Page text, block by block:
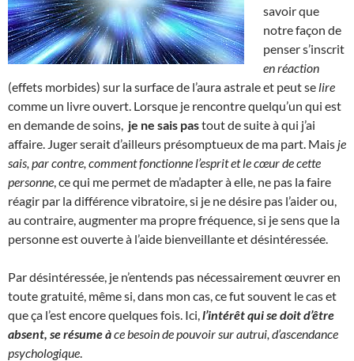
savoir que
notre façon de
penser s’inscrit
en réaction
(effets morbides) sur la surface de l’aura astrale et peut se lire
comme un livre ouvert. Lorsque je rencontre quelqu’un qui est
en demande de soins, je ne sais pastout de suite à qui j’ai
affaire. Juger serait d’ailleurs présomptueux de ma part. Mais je
sais, par contre, comment fonctionne l’esprit et le cœur de cette
personne , ce qui me permet de m’adapter à elle, ne pas la faire
réagir par la différence vibratoire, si je ne désire pas l’aider ou,
au contraire, augmenter ma propre fréquence, si je sens que la
personne est ouverte à l’aide bienveillante et désintéressée.
Par désintéressée, je n’entends pas nécessairement œuvrer en
toute gratuité, même si, dans mon cas, ce fut souvent le cas et
que ça l’est encore quelques fois. Ici, l’intérêt qui se doit d’être
absent, se résume àce besoin de pouvoir sur autrui, d’ascendance
psychologique